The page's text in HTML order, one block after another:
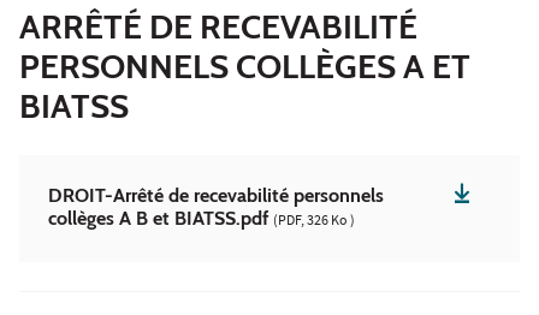
ARRÊTÉ DE RECEVABILITÉ
PERSONNELS COLLÈGES A ET
BIATSS
DROIT-Arrêté de recevabilité personnels
collèges A B et BIATSS.pdf (PDF, 326 Ko )